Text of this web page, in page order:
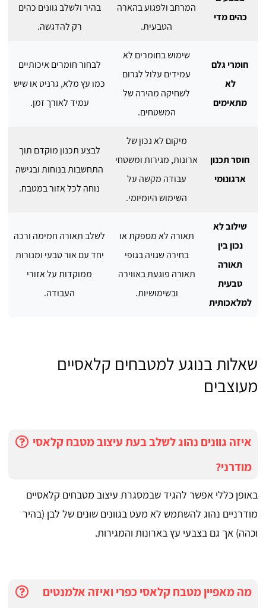
כהים מדי
המרחב ולפגוע בהארה
הטבעית.
בהיר ולשלב גוונים כהים
רק להדגשה.
חומרי גלם
לא
מתאימים
שימוש בחומרים לא
עמידים עלול לגרום
לשחיקה מהירה של
המשטחים.
לבחור חומרים איכותיים
כמו עץ מלא, גרניט או שיש
עמיד לאורך זמן.
חוסר תכנון
ארגונומי
מיקום לא נכון של
ארונות, מגירות ומשטחי
עבודה מקשה על
השימוש היומיומי.
לבצע תכנון מוקדם תוך
התחשבות בנוחות ובגישה
נוחה לכל אזור במטבח.
שילוב לא
נכון בין
תאורה
טבעית
למלאכותית
תאורה לא מספקת או
בחירה שגויה בגופי
תאורה פוגעת באווירה
ובשימושיות.
לשלב תאורה חמימה ורכה
יחד עם אור טבעי ומנורות
ממוקדות על אזורי
העבודה.
שאלות בנוגע למטבחים קלאסיים
מעוצבים
איזה גוונים נהוג לשלב בעת עיצוב מטבח קלאסי
מודרני?
באופן כללי אפשר להגיד שבמסגרת עיצוב מטבחים קלאסיים
מודרניים נהוג להשתמש לא מעט בגוונים שונים של לבן (בהיר
וכהה) אך גם בצבעי עץ בארונות והמגירות.
מה מאפיין מטבח קלאסי כפרי ואיזה אלמנטים